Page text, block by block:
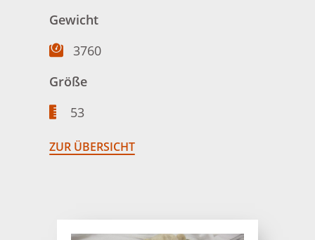
Gewicht
3760
Größe
53
ZUR ÜBERSICHT